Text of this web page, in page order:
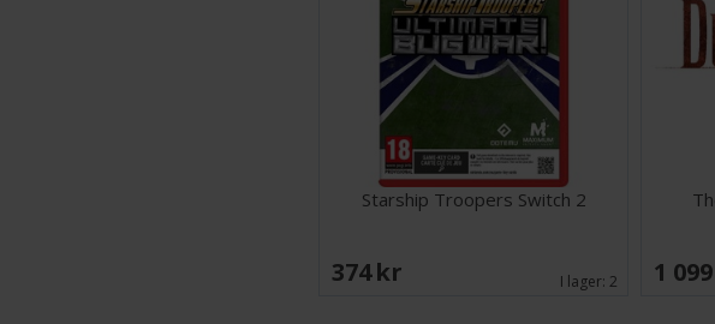
Starship Troopers Switch 2
374 SEK I lager: 2 1 099